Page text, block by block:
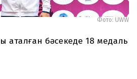
Фото: UWW
аталған бәсекеде 18 медаль